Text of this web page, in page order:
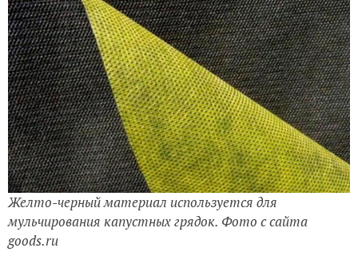
Желто-черный материал используется для
мульчирования капустных грядок. Фото с сайта
goods.ru